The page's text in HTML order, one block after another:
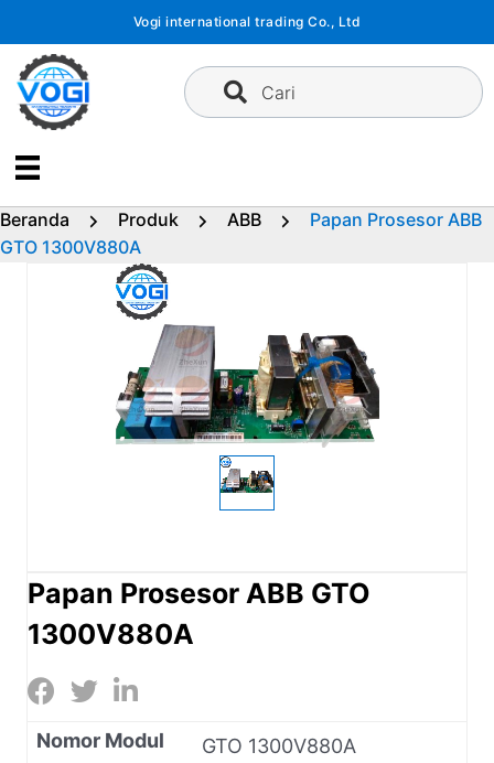
konten
Vogi international trading Co., Ltd
Cari
Beranda Produk ABB
Papan Prosesor ABB
GTO 1300V880A
Papan Prosesor ABB GTO
1300V880A
Nomor Modul
GTO 1300V880A